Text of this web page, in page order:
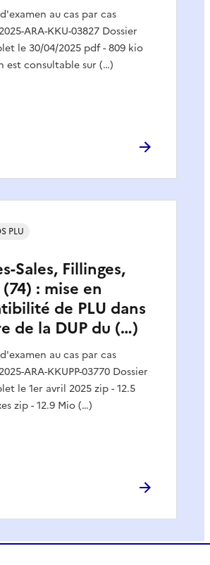
au cas par cas
ARA-KKU-03827 Dossier
le 30/04/2025 pdf - 809 kio
est consultable sur (…)
Sales, Fillinges,
: mise en
de PLU dans
de la DUP du (…)
au cas par cas
ARA-KKUPP-03770 Dossier
le 1er avril 2025 zip - 12.5
zip - 12.9 Mio (…)
PLU